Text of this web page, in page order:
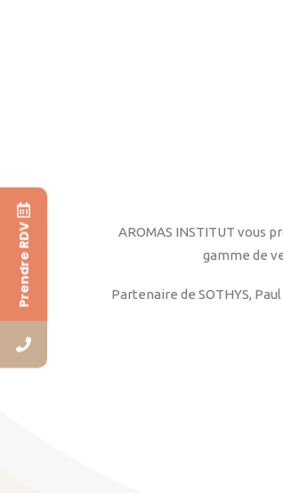
AROMAS INSTITUT vous
gamme de
Partenaire de SOTHYS,
Prendre RDV